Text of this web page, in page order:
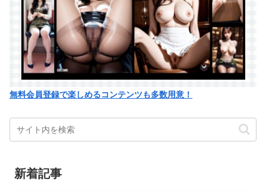
無料会員登録で楽しめるコンテンツも多数用意！
新着記事